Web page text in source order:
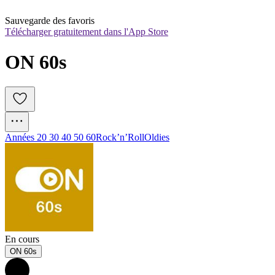
Sauvegarde des favoris
Télécharger gratuitement dans l'App Store
ON 60s
Années 20 30 40 50 60Rock’n’RollOldies
En cours
ON 60s